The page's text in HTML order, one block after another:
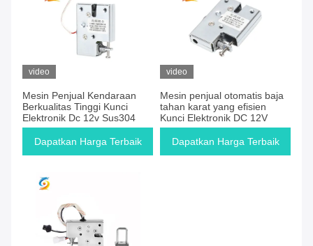
video
Mesin Penjual Kendaraan
Berkualitas Tinggi Kunci
Elektronik Dc 12v Sus304
Dapatkan Harga Terbaik
video
Mesin penjual otomatis baja
tahan karat yang efisien
Kunci Elektronik DC 12V
Dapatkan Harga Terbaik